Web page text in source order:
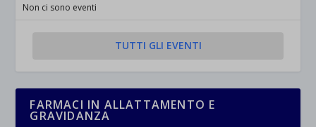
Non ci sono eventi
TUTTI GLI EVENTI
FARMACI IN ALLATTAMENTO E
GRAVIDANZA